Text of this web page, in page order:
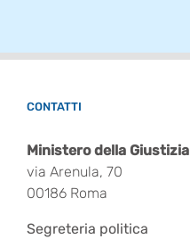
CONTATTI
Ministero della Giustizia
via Arenula, 70
00186 Roma
Segreteria politica